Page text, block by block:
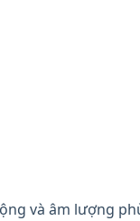
và âm lượng